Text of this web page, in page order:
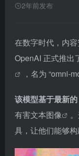
2年前发布
在数字时代，内
OpenAI 正式推出
，名为 “omni-
该模型基于最新
有害文本图像
具，让他们能够构